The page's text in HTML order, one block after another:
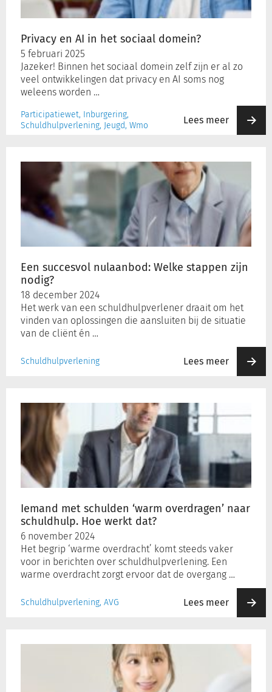
Privacy en AI in het sociaal domein?
5 februari 2025
Jazeker! Binnen het sociaal domein zelf zijn er al zo
veel ontwikkelingen dat privacy en AI soms nog
weleens worden …
Participatiewet, Inburgering,
Schuldhulpverlening, Jeugd, Wmo
Lees meer
Een succesvol nulaanbod: Welke stappen zijn
nodig?
18 december 2024
Het werk van een schuldhulpverlener draait om het
vinden van oplossingen die aansluiten bij de situatie
van de cliënt én …
Schuldhulpverlening Lees meer
nulaanbod:
stappen
Iemand met schulden ‘warm overdragen’ naar
schuldhulp. Hoe werkt dat?
6 november 2024
Het begrip ‘warme overdracht’ komt steeds vaker
voor in berichten over schuldhulpverlening. Een
warme overdracht zorgt ervoor dat de overgang …
Schuldhulpverlening, AVG Lees meer
schulden
‘warm
overdragen’
naar
schuldhulp.
Hoe
werkt
dat?